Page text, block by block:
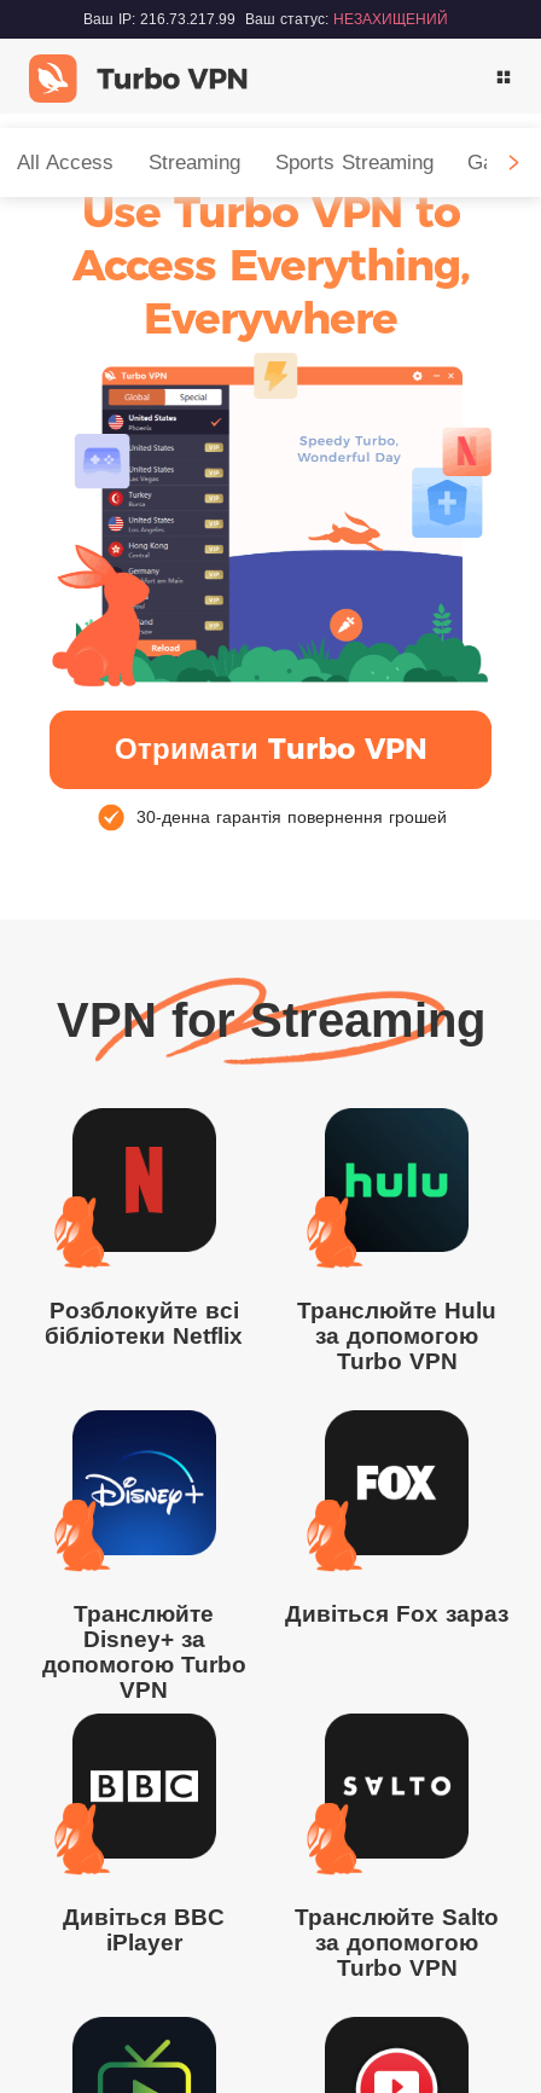
Ваш IP: 216.73.217.99 Ваш статус: НЕЗАХИЩЕНИЙ
All Access Streaming Sports Streaming Gaming
Use Turbo VPN to
Access Everything,
Everywhere
Отримати Turbo VPN
30-денна гарантія повернення грошей
VPN for Streaming
Розблокуйте всі
бібліотеки Netflix
Транслюйте Hulu
за допомогою
Turbo VPN
Транслюйте
Disney+ за
допомогою Turbo
VPN
Дивіться Fox зараз
Дивіться BBC
iPlayer
Транслюйте Salto
за допомогою
Turbo VPN